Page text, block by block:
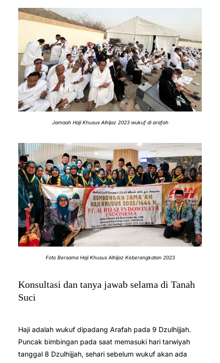
Jamaah Haji Khusus Alhijaz 2023 wukuf di arafah
Foto Bersama Haji Khusus Alhijaz Keberangkatan 2023
Konsultasi dan tanya jawab selama di Tanah
Suci
Haji adalah wukuf dipadang Arafah pada 9 Dzulhijjah.
Puncak bimbingan pada saat memasuki hari tarwiyah
tanggal 8 Dzulhijjah, sehari sebelum wukuf akan ada